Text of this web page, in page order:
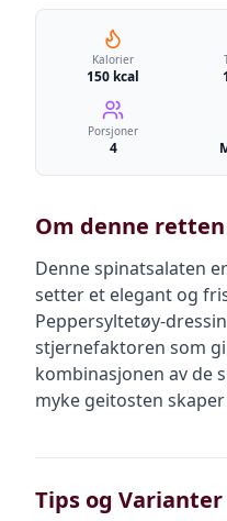
Kalorier
150 kcal
Porsjoner
4
Om denne retten
Denne spinatsalaten
setter et elegant og
Peppersyltetøy-
stjernefaktoren som
kombinasjonen av de
myke geitosten
Tips og Varianter